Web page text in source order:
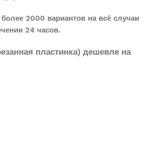
более 2000 вариантов на всё случаи
24 часов.
пластинка) дешевле на